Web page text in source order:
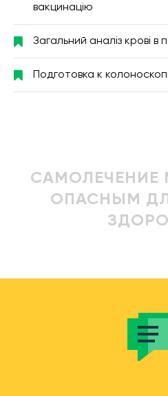
вакцинацію
Загальний аналіз крові в
Подготовка к
САМОЛЕЧЕНИЕ
ОПАСНЫМ